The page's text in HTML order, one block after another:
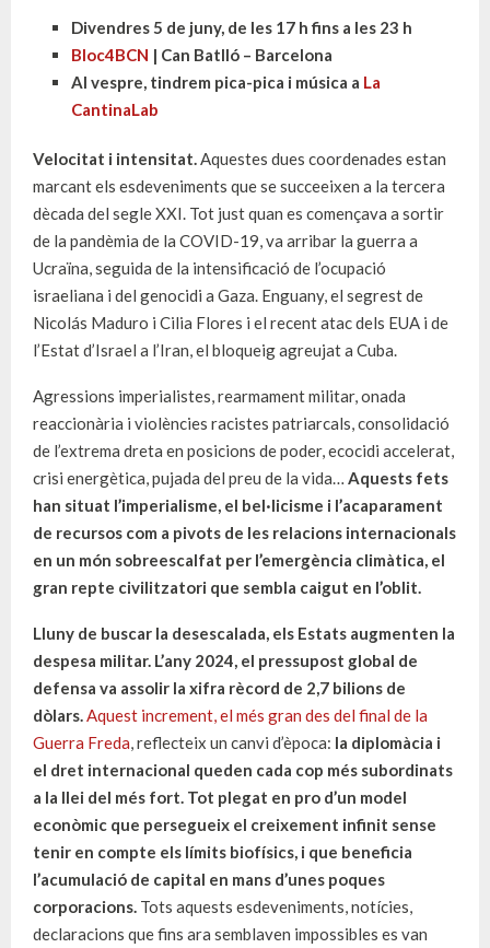
Divendres 5 de juny, de les 17 h fins a les 23 h
Bloc4BCN | Can Batlló – Barcelona
Al vespre, tindrem pica-pica i música a La
CantinaLab
Velocitat i intensitat. Aquestes dues coordenades estan
marcant els esdeveniments que se succeeixen a la tercera
dècada del segle XXI. Tot just quan es començava a sortir
de la pandèmia de la COVID-19, va arribar la guerra a
Ucraïna, seguida de la intensificació de l’ocupació
israeliana i del genocidi a Gaza. Enguany, el segrest de
Nicolás Maduro i Cilia Flores i el recent atac dels EUA i de
l’Estat d’Israel a l’Iran, el bloqueig agreujat a Cuba.
Agressions imperialistes, rearmament militar, onada
reaccionària i violències racistes patriarcals, consolidació
de l’extrema dreta en posicions de poder, ecocidi accelerat,
crisi energètica, pujada del preu de la vida… Aquests fets
han situat l’imperialisme, el bel·licisme i l’acaparament
de recursos com a pivots de les relacions internacionals
en un món sobreescalfat per l’emergència climàtica, el
gran repte civilitzatori que sembla caigut en l’oblit.
Lluny de buscar la desescalada, els Estats augmenten la
despesa militar. L’any 2024, el pressupost global de
defensa va assolir la xifra rècord de 2,7 bilions de
dòlars. Aquest increment, el més gran des del final de la
Guerra Freda , reflecteix un canvi d’època: la diplomàcia i
el dret internacional queden cada cop més subordinats
a la llei del més fort. Tot plegat en pro d’un model
econòmic que persegueix el creixement infinit sense
tenir en compte els límits biofísics, i que beneficia
l’acumulació de capital en mans d’unes poques
corporacions. Tots aquests esdeveniments, notícies,
declaracions que fins ara semblaven impossibles es van